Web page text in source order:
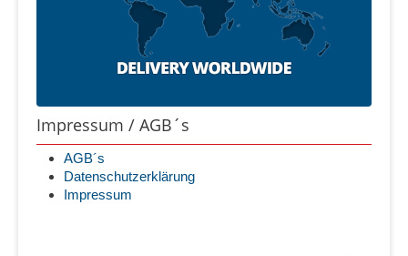
Impressum / AGB´s
AGB´s
Datenschutzerklärung
Impressum